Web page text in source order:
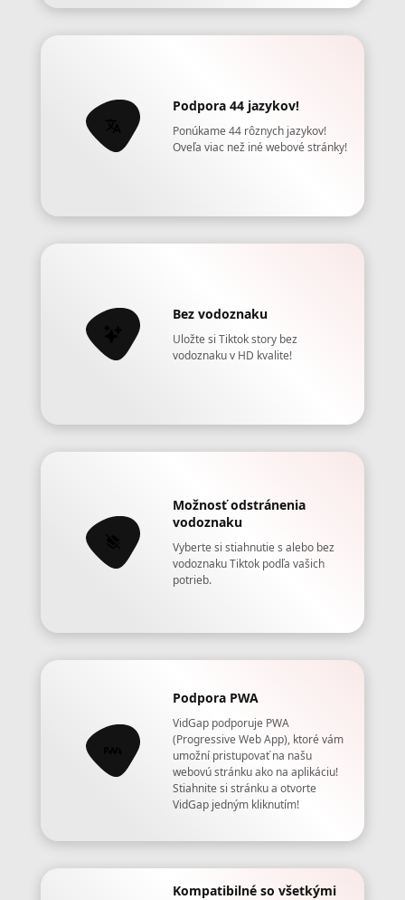
Podpora 44 jazykov!
Ponúkame 44 rôznych jazykov!
Oveľa viac než iné webové stránky!
Bez vodoznaku
Uložte si Tiktok story bez
vodoznaku v HD kvalite!
Možnosť odstránenia
vodoznaku
Vyberte si stiahnutie s alebo bez
vodoznaku Tiktok podľa vašich
potrieb.
Podpora PWA
VidGap podporuje PWA
(Progressive Web App), ktoré vám
umožní pristupovať na našu
webovú stránku ako na aplikáciu!
Stiahnite si stránku a otvorte
VidGap jedným kliknutím!
Kompatibilné so všetkými